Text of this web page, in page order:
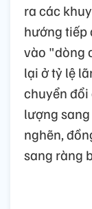
ra các
hướng tiếp
vào "dòng
lại ở tỷ lệ
chuyển đổi
lượng
nghẽn,
sang ràng